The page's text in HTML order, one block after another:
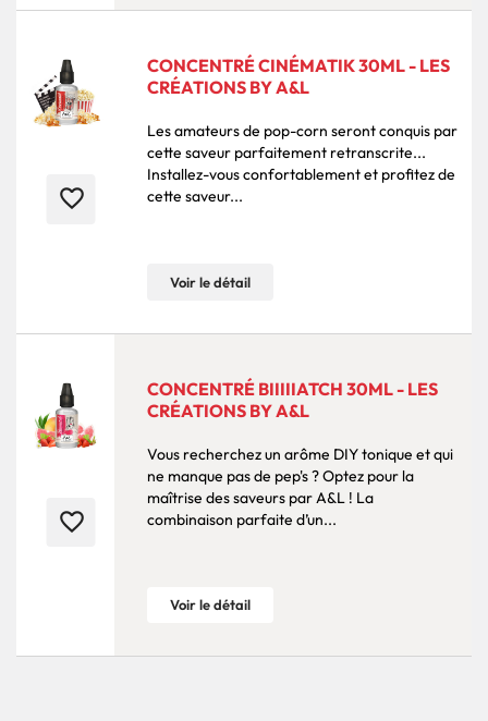
favorite_border
CONCENTRÉ CINÉMATIK 30ML - LES
CRÉATIONS BY A&L
Les amateurs de pop-corn seront conquis par
cette saveur parfaitement retranscrite...
Installez-vous confortablement et profitez de
cette saveur...
Voir le détail
favorite_border
CONCENTRÉ BIIIIIATCH 30ML - LES
CRÉATIONS BY A&L
Vous recherchez un arôme DIY tonique et qui
ne manque pas de pep's ? Optez pour la
maîtrise des saveurs par A&L ! La
combinaison parfaite d’un...
Voir le détail